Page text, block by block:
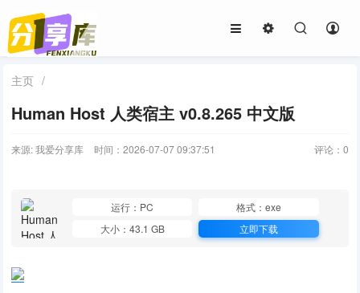
主页 /
Human Host 人类宿主 v0.8.265 中文版
来源: 我爱分享库 时间：2026-07-07 09:37:51 评论： 0
运行：PC
格式：exe
大小：43.1 GB
立即下载